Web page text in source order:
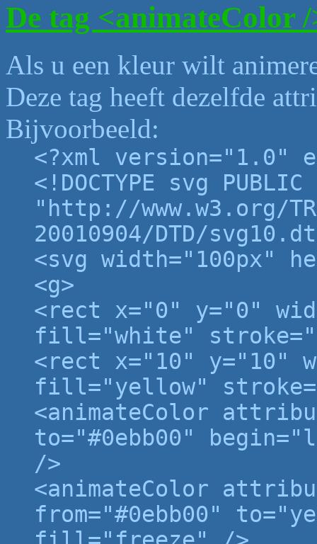
De tag <animateColor
Als u een kleur wilt
Deze tag heeft dezelfde
Bijvoorbeeld:
<?xml version="1.0"
<!DOCTYPE svg
"http://www.w3.org/
20010904/DTD/
<svg width="100px"
<g>
<rect x="0" y="0"
fill="white"
<rect x="10" y="10"
fill="yellow"
<animateColor
to="#0ebb00"
/>
<animateColor
from="#0ebb00"